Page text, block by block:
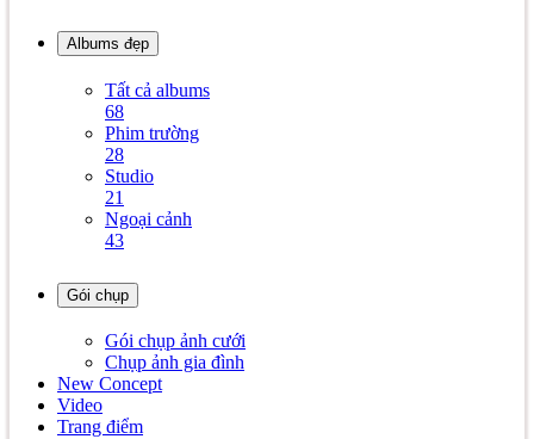
Albums đẹp
Tất cả albums
68
Phim trường
28
Studio
21
Ngoại cảnh
43
Gói chụp
Gói chụp ảnh cưới
Chụp ảnh gia đình
New Concept
Video
Trang điểm